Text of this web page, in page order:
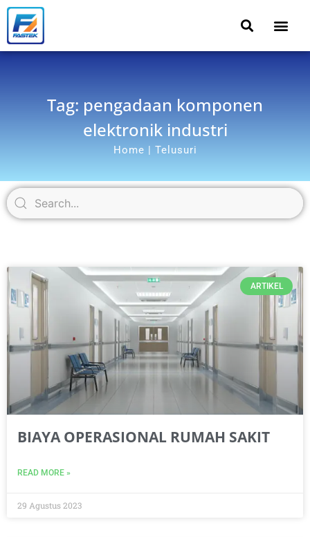
Tag: pengadaan komponen
elektronik industri
Home | Telusuri
ARTIKEL
BIAYA OPERASIONAL RUMAH SAKIT
READ MORE »
29 Agustus 2023